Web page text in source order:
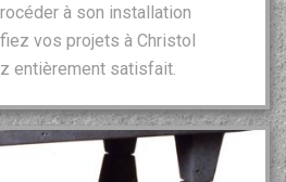
à son installation
vos projets à Christol
entièrement satisfait.